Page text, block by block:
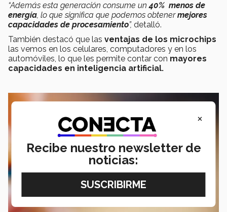
“Además esta generación consume un40% menos de
energía, lo que significa que podemos obtenermejores
capacidades de procesamiento”, detalló.
También destacó que las ventajas de los microchips
las vemos en los celulares, computadores y en los
automóviles, lo que les permite contar con mayores
capacidades en inteligencia artificial.
×
Recibe nuestro newsletter de
noticias: